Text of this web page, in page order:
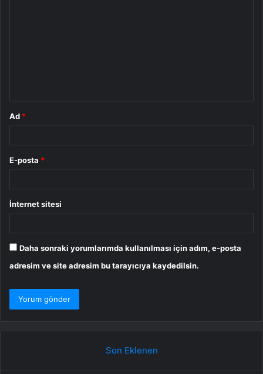
Ad *
E-posta *
İnternet sitesi
Daha sonraki yorumlarımda kullanılması için adım, e-posta
adresim ve site adresim bu tarayıcıya kaydedilsin.
Son Eklenen